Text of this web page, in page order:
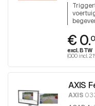
€ 0.
excl. BTW
(0.00 incl.
AXIS
AXIS